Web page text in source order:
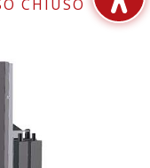
CHIUSO